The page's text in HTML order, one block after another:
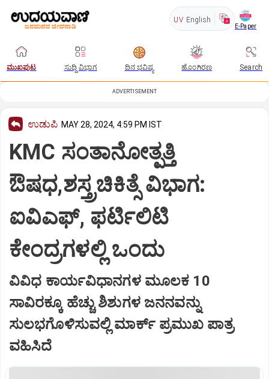
UV English
E-Paper
ಮುಖಪುಟ ಸುದ್ದಿ ವಿಭಾಗ ದಿನ ಭವಿಷ್ಯ ಹೊಂಗಿರಣ Search
ADVERTISEMENT
ಉಡುಪಿ MAY 28, 2024, 4:59 PM IST
KMC ಸಂತಾನೋತ್ಪತ್ತಿ
ಔಷಧ,ಶಸ್ತ್ರಚಿಕಿತ್ಸೆ ವಿಭಾಗ:
ಐವಿಎಫ್, ಫರ್ಟಿಲಿಟಿ
ಕೇಂದ್ರಗಳಲ್ಲಿ ಒಂದು
ವಿವಿಧ ಕಾರ್ಯವಿಧಾನಗಳ ಮೂಲಕ 10
ಸಾವಿರಕ್ಕೂ ಹೆಚ್ಚು ಶಿಶುಗಳ ಜನನವನ್ನು
ಸುಲಭಗೊಳಿಸುವಲ್ಲಿ ಮಾರ್ಕ್ ಪ್ರಮುಖ ಪಾತ್ರ
ವಹಿಸಿದೆ